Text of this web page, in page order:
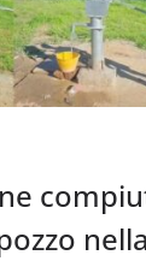
nella